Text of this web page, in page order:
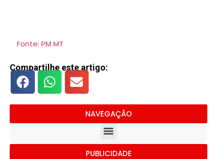
Fonte: PM MT
Compartilhe este artigo:
NAVEGAÇÃO
PUBLICIDADE